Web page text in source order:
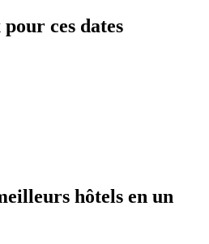
ces dates
hôtels en un